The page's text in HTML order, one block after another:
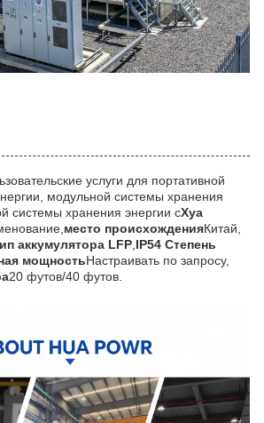
услуги для портативной
модульной системы хранения
системы хранения энергии сХуа
место происхожденияКитай,
аккумулятора LFP IP54 Степень
мощностьНастраивать по запросу,
20 футов/40 футов.